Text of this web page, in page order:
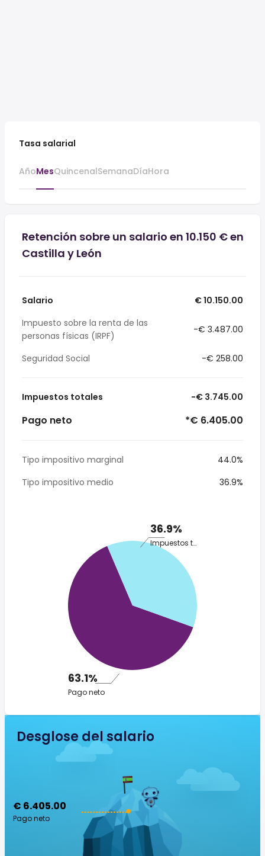
Tasa salarial
AñoMesQuincenalSemanaDíaHora
Retención sobre un salario en 10.150 € en
Castilla y León
Salario
€ 10.150.00
Impuesto sobre la renta de las
personas físicas (IRPF)
-€ 3.487.00
Seguridad Social -€ 258.00
Impuestos totales -€ 3.745.00
Pago neto *€ 6.405.00
Tipo impositivo marginal
44.0%
Tipo impositivo medio
36.9%
36.9%
Impuestos totales
63.1%
Pago neto
Desglose del salario
€ 6.405.00
Pago neto